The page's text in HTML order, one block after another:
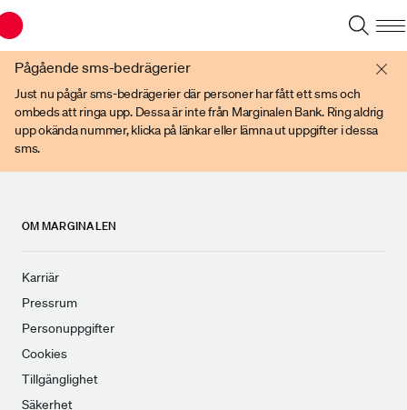
Pågående sms-bedrägerier
Just nu pågår sms-bedrägerier där personer har fått ett sms och
ombeds att ringa upp. Dessa är inte från Marginalen Bank. Ring aldrig
upp okända nummer, klicka på länkar eller lämna ut uppgifter i dessa
sms.
OM MARGINALEN
Karriär
Pressrum
Personuppgifter
Cookies
Tillgänglighet
Säkerhet
Du har en gammal webbläsare. Vänligen använd senare versioner av t ex